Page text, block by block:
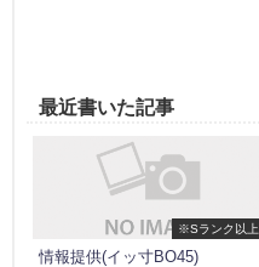
最近書いた記事
※Sランク以上
情報提供(イッ寸BO45)